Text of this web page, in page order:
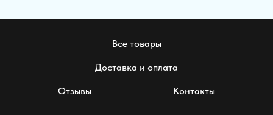
Все товары
Доставка и оплата
Отзывы Контакты